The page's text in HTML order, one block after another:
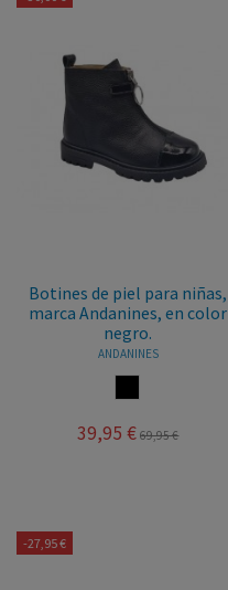
Botines de piel para niñas,
marca Andanines, en color
negro.
ANDANINES
39,95 € 69,95 €
-27,95 €